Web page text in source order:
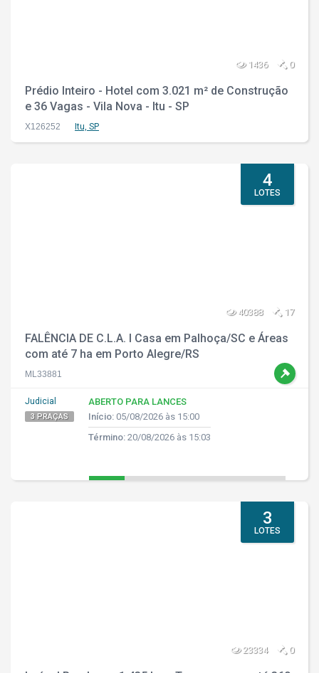
1436 0
Prédio Inteiro - Hotel com 3.021 m² de Construção
e 36 Vagas - Vila Nova - Itu - SP
X126252 Itu, SP
4
LOTES
40388 17
FALÊNCIA DE C.L.A. I Casa em Palhoça/SC e Áreas
com até 7 ha em Porto Alegre/RS
ML33881
Judicial
3 PRAÇAS
ABERTO PARA LANCES
Início: 05/08/2026 às 15:00
Término: 20/08/2026 às 15:03
3
LOTES
23334 0